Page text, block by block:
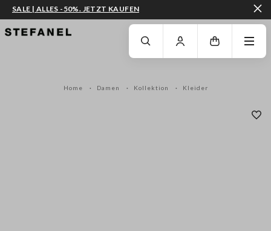
ZUM HAUPTINHALT SPRINGEN GEHEN SIE ZUM ENDE DER SEITE
SALE | ALLES -50%. JETZT KAUFEN
Home Damen Kollektion Kleider